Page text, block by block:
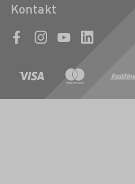
Kontakt